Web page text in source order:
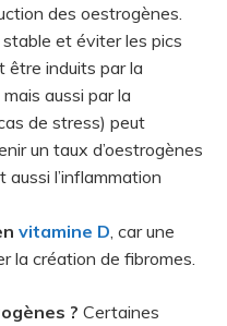
des oestrogènes.
et éviter les pics
être induits par la
aussi par la
de stress) peut
un taux d’oestrogènes
l’inflammation
vitamine D , car une
la création de fibromes.
? Certaines